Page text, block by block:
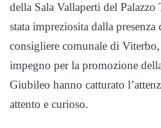
della Sala Vallaperti del
stata impreziosita dalla presenza
consigliere comunale di
impegno per la promozione
Giubileo hanno catturato
attento e curioso.